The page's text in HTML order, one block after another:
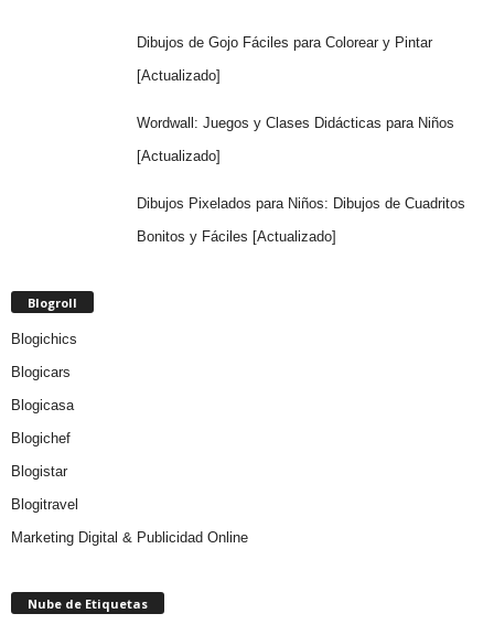
Dibujos de Gojo Fáciles para Colorear y Pintar
[Actualizado]
Wordwall: Juegos y Clases Didácticas para Niños
[Actualizado]
Dibujos Pixelados para Niños: Dibujos de Cuadritos
Bonitos y Fáciles [Actualizado]
Blogroll
Blogichics
Blogicars
Blogicasa
Blogichef
Blogistar
Blogitravel
Marketing Digital & Publicidad Online
Nube de Etiquetas